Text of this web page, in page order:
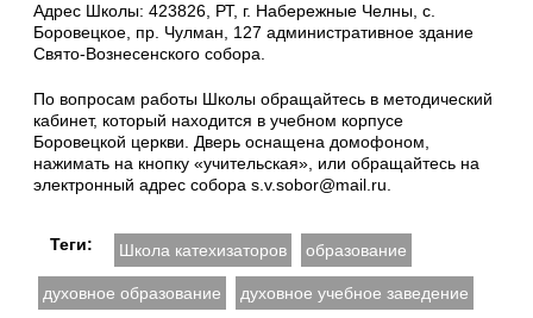
Адрес Школы: 423826, РТ, г. Набережные Челны, с.
Боровецкое, пр. Чулман, 127 административное здание
Свято-Вознесенского собора.
По вопросам работы Школы обращайтесь в методический
кабинет, который находится в учебном корпусе
Боровецкой церкви. Дверь оснащена домофоном,
нажимать на кнопку «учительская», или обращайтесь на
электронный адрес собора s.v.sobor@mail.ru.
Теги: Школа катехизаторов образование
духовное образование духовное учебное заведение